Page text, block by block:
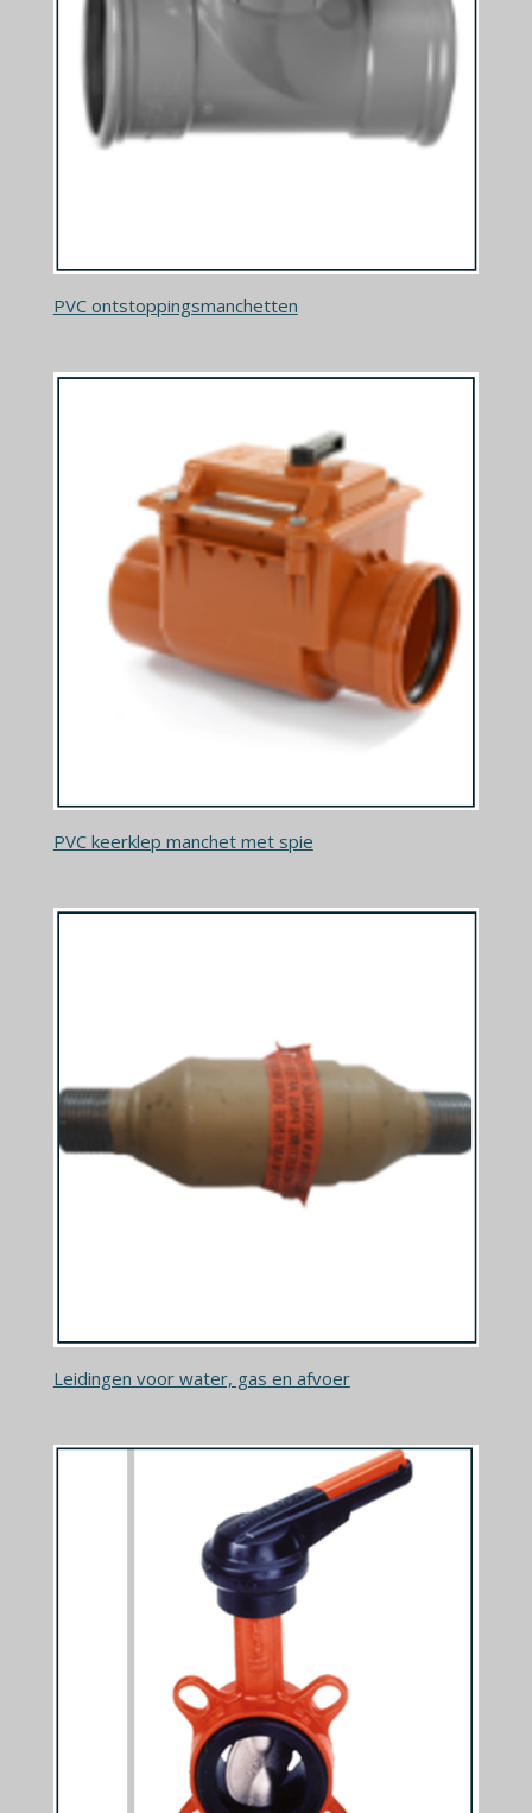
PVC ontstoppingsmanchetten
PVC keerklep manchet met spie
Leidingen voor water, gas en afvoer